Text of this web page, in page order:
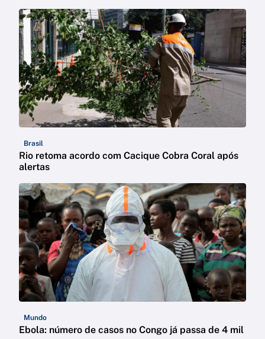
Brasil
Rio retoma acordo com Cacique Cobra Coral após
alertas
Mundo
Ebola: número de casos no Congo já passa de 4 mil